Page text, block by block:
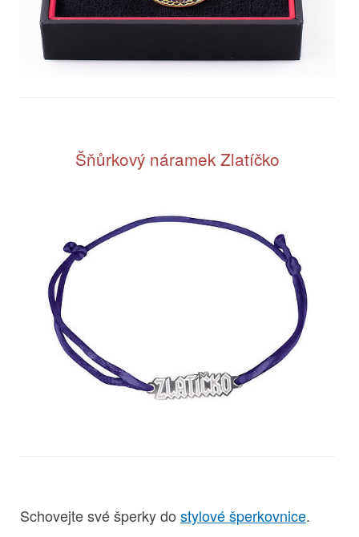
Šňůrkový náramek Zlatíčko
Schovejte své šperky do stylové šperkovnice.